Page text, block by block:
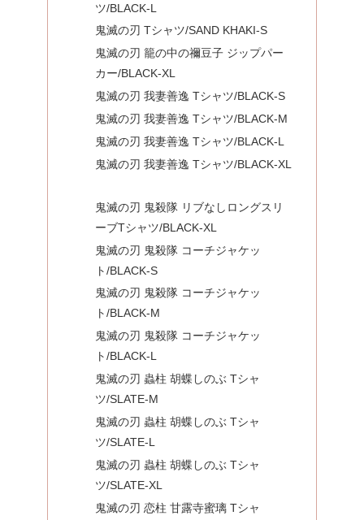
ツ/BLACK-L
鬼滅の刃 Tシャツ/SAND KHAKI-S
鬼滅の刃 籠の中の禰豆子 ジップパー
カー/BLACK-XL
鬼滅の刃 我妻善逸 Tシャツ/BLACK-S
鬼滅の刃 我妻善逸 Tシャツ/BLACK-M
鬼滅の刃 我妻善逸 Tシャツ/BLACK-L
鬼滅の刃 我妻善逸 Tシャツ/BLACK-XL
鬼滅の刃 鬼殺隊 リブなしロングスリ
ーブTシャツ/BLACK-XL
鬼滅の刃 鬼殺隊 コーチジャケッ
ト/BLACK-S
鬼滅の刃 鬼殺隊 コーチジャケッ
ト/BLACK-M
鬼滅の刃 鬼殺隊 コーチジャケッ
ト/BLACK-L
鬼滅の刃 蟲柱 胡蝶しのぶ Tシャ
ツ/SLATE-M
鬼滅の刃 蟲柱 胡蝶しのぶ Tシャ
ツ/SLATE-L
鬼滅の刃 蟲柱 胡蝶しのぶ Tシャ
ツ/SLATE-XL
鬼滅の刃 恋柱 甘露寺蜜璃 Tシャ